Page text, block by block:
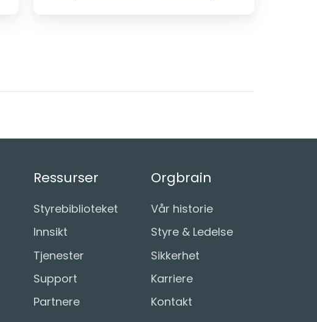
Ressurser
Styrebiblioteket
Innsikt
Tjenester
Support
Partnere
Orgbrain
Vår historie
Styre & Ledelse
Sikkerhet
Karriere
Kontakt